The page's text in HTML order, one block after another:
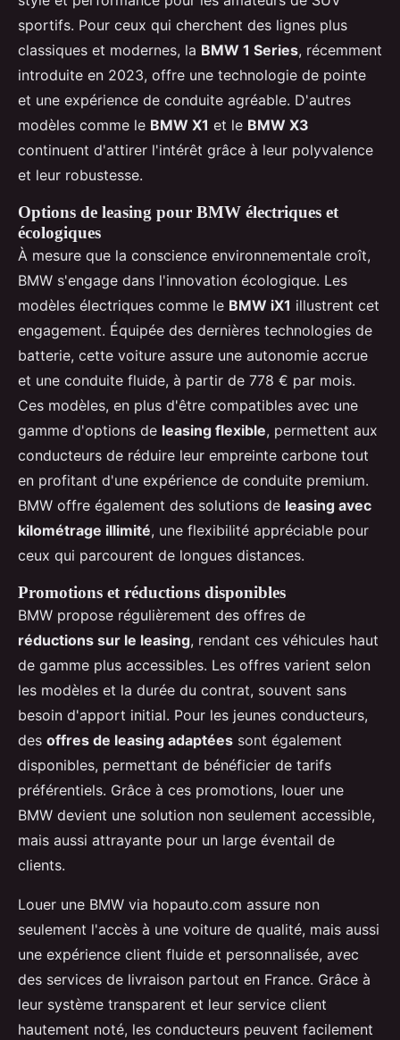
sportifs. Pour ceux qui cherchent des lignes plus
classiques et modernes, la BMW 1 Series, récemment
introduite en 2023, offre une technologie de pointe
et une expérience de conduite agréable. D'autres
modèles comme le BMW X1 et le BMW X3
continuent d'attirer l'intérêt grâce à leur polyvalence
et leur robustesse.
Options de leasing pour BMW électriques et
écologiques
À mesure que la conscience environnementale croît,
BMW s'engage dans l'innovation écologique. Les
modèles électriques comme le BMW iX1 illustrent cet
engagement. Équipée des dernières technologies de
batterie, cette voiture assure une autonomie accrue
et une conduite fluide, à partir de 778 € par mois.
Ces modèles, en plus d'être compatibles avec une
gamme d'options de leasing flexible, permettent aux
conducteurs de réduire leur empreinte carbone tout
en profitant d'une expérience de conduite premium.
BMW offre également des solutions de leasing avec
kilométrage illimité, une flexibilité appréciable pour
ceux qui parcourent de longues distances.
Promotions et réductions disponibles
BMW propose régulièrement des offres de
réductions sur le leasing, rendant ces véhicules haut
de gamme plus accessibles. Les offres varient selon
les modèles et la durée du contrat, souvent sans
besoin d'apport initial. Pour les jeunes conducteurs,
des offres de leasing adaptées sont également
disponibles, permettant de bénéficier de tarifs
préférentiels. Grâce à ces promotions, louer une
BMW devient une solution non seulement accessible,
mais aussi attrayante pour un large éventail de
clients.
Louer une BMW via hopauto.com assure non
seulement l'accès à une voiture de qualité, mais aussi
une expérience client fluide et personnalisée, avec
des services de livraison partout en France. Grâce à
leur système transparent et leur service client
hautement noté, les conducteurs peuvent facilement